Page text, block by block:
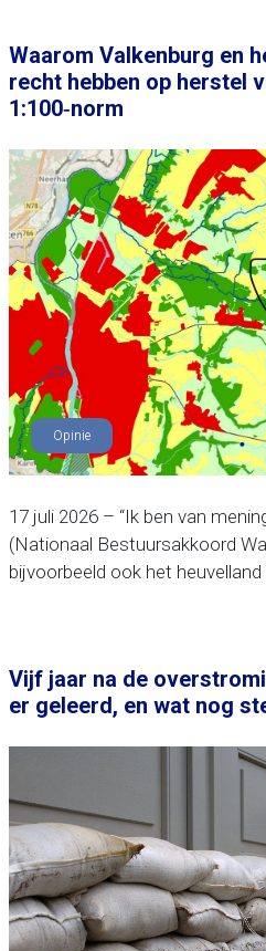
Waarom Valkenburg en
recht hebben op herstel
1:100‑norm
Opinie
17 juli 2026 – “Ik ben van
(Nationaal Bestuursakkoord
bijvoorbeeld ook het heuvelland
Vijf jaar na de
er geleerd, en wat nog